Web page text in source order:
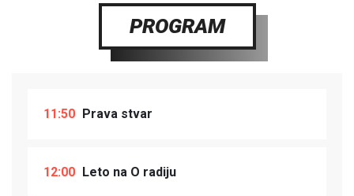
PROGRAM
11:50 Prava stvar
12:00 Leto na O radiju